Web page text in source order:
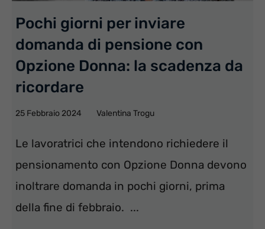
Pochi giorni per inviare
domanda di pensione con
Opzione Donna: la scadenza da
ricordare
25 Febbraio 2024 Valentina Trogu
Le lavoratrici che intendono richiedere il
pensionamento con Opzione Donna devono
inoltrare domanda in pochi giorni, prima
della fine di febbraio. ...